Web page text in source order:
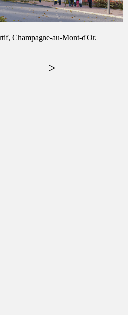
Champagne-au-Mont-d'Or.
>